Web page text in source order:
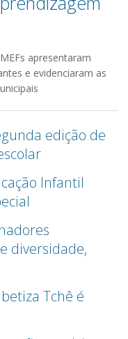
apresentaram
e evidenciaram as
edição de
Infantil
diversidade,
Tchê é